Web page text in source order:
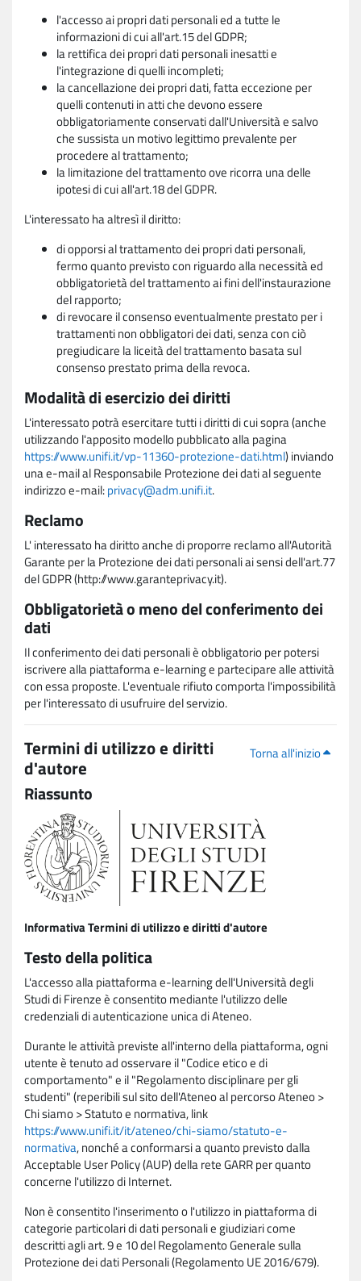
l'accesso ai propri dati personali ed a tutte le
informazioni di cui all'art.15 del GDPR;
la rettifica dei propri dati personali inesatti e
l'integrazione di quelli incompleti;
la cancellazione dei propri dati, fatta eccezione per
quelli contenuti in atti che devono essere
obbligatoriamente conservati dall'Università e salvo
che sussista un motivo legittimo prevalente per
procedere al trattamento;
la limitazione del trattamento ove ricorra una delle
ipotesi di cui all'art.18 del GDPR.
L'interessato ha altresì il diritto:
di opporsi al trattamento dei propri dati personali,
fermo quanto previsto con riguardo alla necessità ed
obbligatorietà del trattamento ai fini dell'instaurazione
del rapporto;
di revocare il consenso eventualmente prestato per i
trattamenti non obbligatori dei dati, senza con ciò
pregiudicare la liceità del trattamento basata sul
consenso prestato prima della revoca.
Modalità di esercizio dei diritti
L'interessato potrà esercitare tutti i diritti di cui sopra (anche
utilizzando l'apposito modello pubblicato alla pagina
https://www.unifi.it/vp-11360-protezione-dati.html) inviando
una e-mail al Responsabile Protezione dei dati al seguente
indirizzo e-mail:privacy@adm.unifi.it.
Reclamo
L' interessato ha diritto anche di proporre reclamo all'Autorità
Garante per la Protezione dei dati personali ai sensi dell'art.77
del GDPR (http://www.garanteprivacy.it).
Obbligatorietà o meno del conferimento dei
dati
Il conferimento dei dati personali è obbligatorio per potersi
iscrivere alla piattaforma e-learning e partecipare alle attività
con essa proposte. L'eventuale rifiuto comporta l'impossibilità
per l'interessato di usufruire del servizio.
Torna all'inizio
Termini di utilizzo e diritti
d'autore
Riassunto
Informativa Termini di utilizzo e diritti d'autore
Testo della politica
L'accesso alla piattaforma e-learning dell'Università degli
Studi di Firenze è consentito mediante l'utilizzo delle
credenziali di autenticazione unica di Ateneo.
Durante le attività previste all'interno della piattaforma, ogni
utente è tenuto ad osservare il "Codice etico e di
comportamento" e il "Regolamento disciplinare per gli
studenti" (reperibili sul sito dell'Ateneo al percorso Ateneo >
Chi siamo > Statuto e normativa, link
https://www.unifi.it/it/ateneo/chi-siamo/statuto-e-
normativa, nonché a conformarsi a quanto previsto dalla
Acceptable User Policy (AUP) della rete GARR per quanto
concerne l'utilizzo di Internet.
Non è consentito l'inserimento o l'utilizzo in piattaforma di
categorie particolari di dati personali e giudiziari come
descritti agli art. 9 e 10 del Regolamento Generale sulla
Protezione dei dati Personali (Regolamento UE 2016/679).